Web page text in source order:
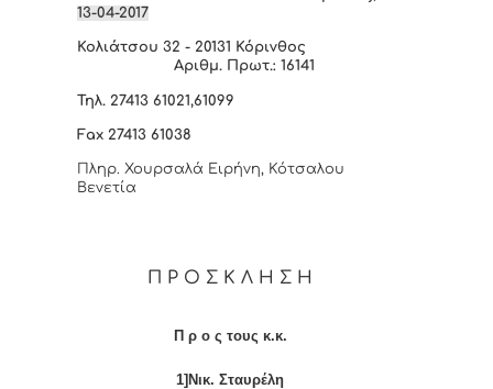
13-04-2017
Κολιάτσου 32 - 20131 Κόρινθος
Αριθμ. Πρωτ.: 16141
Τηλ. 27413 61021 ,61099
Fax 27413 61038
Πληρ. Χουρσαλά Ειρήνη, Κότσαλου
Βενετία
Π Ρ Ο Σ Κ Λ Η Σ Η
Π ρ ο ς τους κ.κ.
1]Νικ. Σταυρέλη